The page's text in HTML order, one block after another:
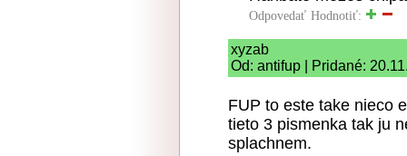
Odpovedať Hodnotiť:
xyzab
Od: antifup | Pridané:
FUP to este take nieco
tieto 3 pismenka tak ju
splachnem.